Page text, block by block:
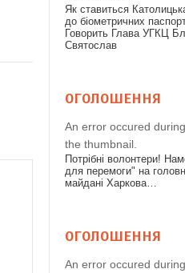
Як ставиться
до біометричних
Говорить Глава УГКЦ
Святослав
ОГОЛОШЕННЯ
An error occured
the thumbnail.
Потрібні волонтери!
для перемоги" на
майдані Харкова…
ОГОЛОШЕННЯ
An error occured